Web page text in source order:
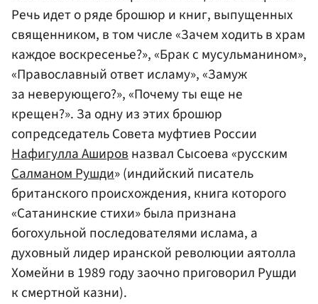
Речь идет о ряде брошюр и книг, выпущенных
священником, в том числе «Зачем ходить в храм
каждое воскресенье?», «Брак с мусульманином»,
«Православный ответ исламу», «Замуж
за неверующего?», «Почему ты еще не
крещен?». За одну из этих брошюр
сопредседатель Совета муфтиев России
Нафигулла Ашировназвал Сысоева «русским
Салманом Рушди» (индийский писатель
британского происхождения, книга которого
«Сатанинские стихи» была признана
богохульной последователями ислама, а
духовный лидер иранской революции аятолла
Хомейни в 1989 году заочно приговорил Рушди
к смертной казни).